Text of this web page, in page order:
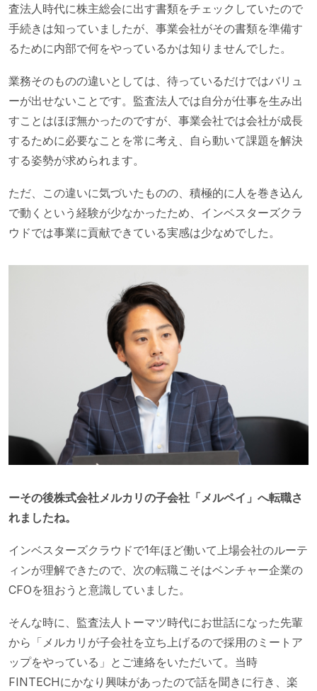
査法人時代に株主総会に出す書類をチェックしていたので
手続きは知っていましたが、事業会社がその書類を準備す
るために内部で何をやっているかは知りませんでした。
業務そのものの違いとしては、待っているだけではバリュ
ーが出せないことです。監査法人では自分が仕事を生み出
すことはほぼ無かったのですが、事業会社では会社が成長
するために必要なことを常に考え、自ら動いて課題を解決
する姿勢が求められます。
ただ、この違いに気づいたものの、積極的に人を巻き込ん
で動くという経験が少なかったため、インベスターズクラ
ウドでは事業に貢献できている実感は少なめでした。
ーその後株式会社メルカリの子会社「メルペイ」へ転職さ
れましたね。
インベスターズクラウドで1年ほど働いて上場会社のルーテ
ィンが理解できたので、次の転職こそはベンチャー企業の
CFOを狙おうと意識していました。
そんな時に、監査法人トーマツ時代にお世話になった先輩
から「メルカリが子会社を立ち上げるので採用のミートア
ップをやっている」とご連絡をいただいて。当時
FINTECHにかなり興味があったので話を聞きに行き、楽